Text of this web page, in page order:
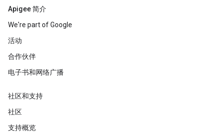
Apigee 简介
We're part of Google
活动
合作伙伴
电子书和网络广播
社区和支持
社区
支持概览